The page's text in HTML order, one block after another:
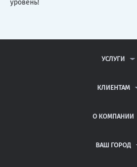
уровень!
УСЛУГИ
ДИПЛОМНЫЕ
РЕФЕРАТЫ
КЛИЕНТАМ
ВОПРОСЫ И
ПОЛИТИКА
О КОМПАНИИ
КОНТАКТЫ
ВАШ ГОРОД